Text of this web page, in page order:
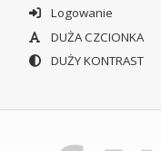
Logowanie
DUŻA CZCIONKA
DUŻY KONTRAST